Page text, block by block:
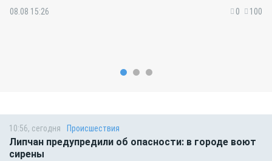
08.08 15:26 0 100
10:56, сегодня Происшествия
Липчан предупредили об опасности: в городе воют
сирены